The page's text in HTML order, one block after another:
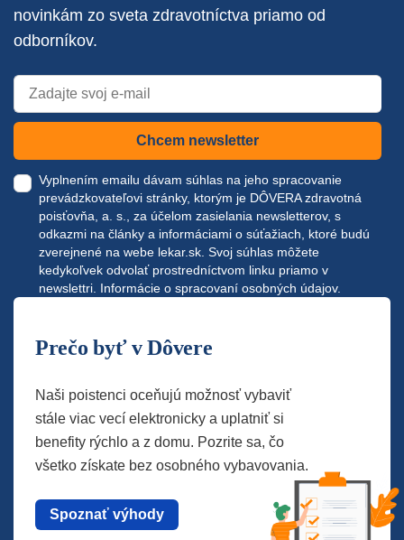
novinkám zo sveta zdravotníctva priamo od
odborníkov.
Chcem newsletter
Vyplnením emailu dávam súhlas na jeho spracovanie
prevádzkovateľovi stránky, ktorým je DÔVERA zdravotná
poisťovňa, a. s., za účelom zasielania newsletterov, s
odkazmi na články a informáciami o súťažiach, ktoré budú
zverejnené na webe lekar.sk . Svoj súhlas môžete
kedykoľvek odvolať prostredníctvom linku priamo v
newslettri. Informácie o spracovaní osobných údajov.
Prečo byť v Dôvere
Naši poistenci oceňujú možnosť vybaviť
stále viac vecí elektronicky a uplatniť si
benefity rýchlo a z domu. Pozrite sa, čo
všetko získate bez osobného vybavovania.
Spoznať výhody